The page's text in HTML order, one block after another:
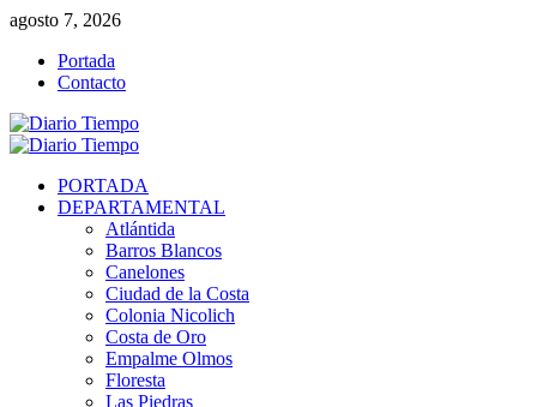
Saltar
contenido
agosto 7, 2026
Portada
Contacto
Menú
PORTADA
DEPARTAMENTAL
Atlántida
Barros Blancos
Canelones
Ciudad de la Costa
Colonia Nicolich
Costa de Oro
Empalme Olmos
Floresta
Las Piedras